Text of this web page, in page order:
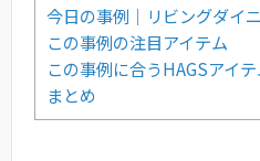
今日の事例｜リビングダイ
この事例の注目アイテム
この事例に合うHAGSアイ
まとめ